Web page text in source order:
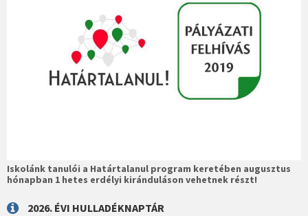
Iskolánk tanulói a Határtalanul program keretében augusztus
hónapban 1 hetes erdélyi kiránduláson vehetnek részt!
2026. ÉVI HULLADÉKNAPTÁR